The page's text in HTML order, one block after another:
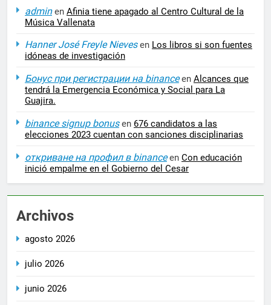
adminen Afinia tiene apagado al Centro Cultural de la
Música Vallenata
Hanner José Freyle Nievesen Los libros si son fuentes
idóneas de investigación
Бонус при регистрации на binanceen Alcances que
tendrá la Emergencia Económica y Social para La
Guajira.
binance signup bonusen 676 candidatos a las
elecciones 2023 cuentan con sanciones disciplinarias
откриване на профил в binanceen Con educación
inició empalme en el Gobierno del Cesar
Archivos
agosto 2026
julio 2026
junio 2026